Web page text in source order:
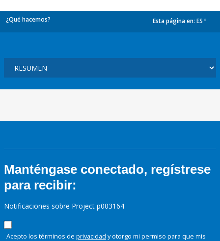
¿Qué hacemos? Esta página en: ES
Manténgase conectado, regístrese
para recibir:
Notificaciones sobre Project p003164
Acepto los términos de privacidad y otorgo mi permiso para que mis